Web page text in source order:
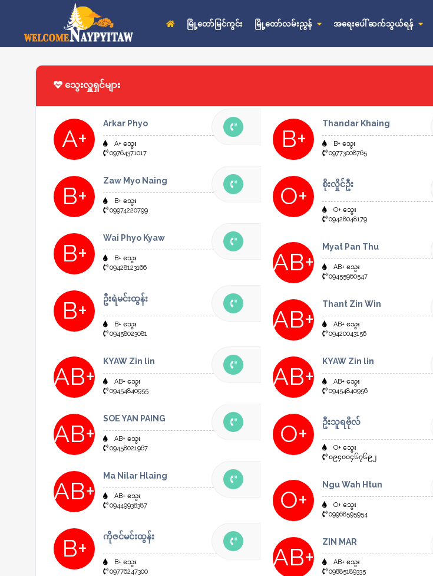
မြို့တော်မြင်ကွင်း မြို့တော်လမ်းညွန် အရေးပေါ် ဆက်သွယ်ရန်
သွေးလှူရှင်များ
A+
Arkar Phyo
A+ သွေး
09764371017
B+
Thandar Khaing
B+ သွေး
09773008765
B+
Zaw Myo Naing
B+ သွေး
09974220799
O+ စိုးလှိုင်ဦး
O+ သွေး
09428048179
B+
Wai Phyo Kyaw
B+ သွေး
09428123166
AB+
Myat Pan Thu
AB+ သွေး
09455960547
B+ ဦးရဲမင်းထွန်း
B+ သွေး
09458023081
AB+
Thant Zin Win
AB+ သွေး
09420043156
AB+
KYAW Zin lin
AB+ သွေး
09454840955
AB+
KYAW Zin lin
AB+ သွေး
09454840956
AB+
SOE YAN PAING
AB+ သွေး
09458021967
O+ ဦးသူရဗိုလ်
O+ သွေး
၀၉၄၀၀၄၆၇၆၉၂
AB+
Ma Nilar Hlaing
AB+ သွေး
09449938387
O+
Ngu Wah Htun
O+ သွေး
09968595954
B+ ကိုဇင်မင်းထွန်း
B+ သွေး
09776247300
AB+
ZIN MAR
AB+ သွေး
09885189335